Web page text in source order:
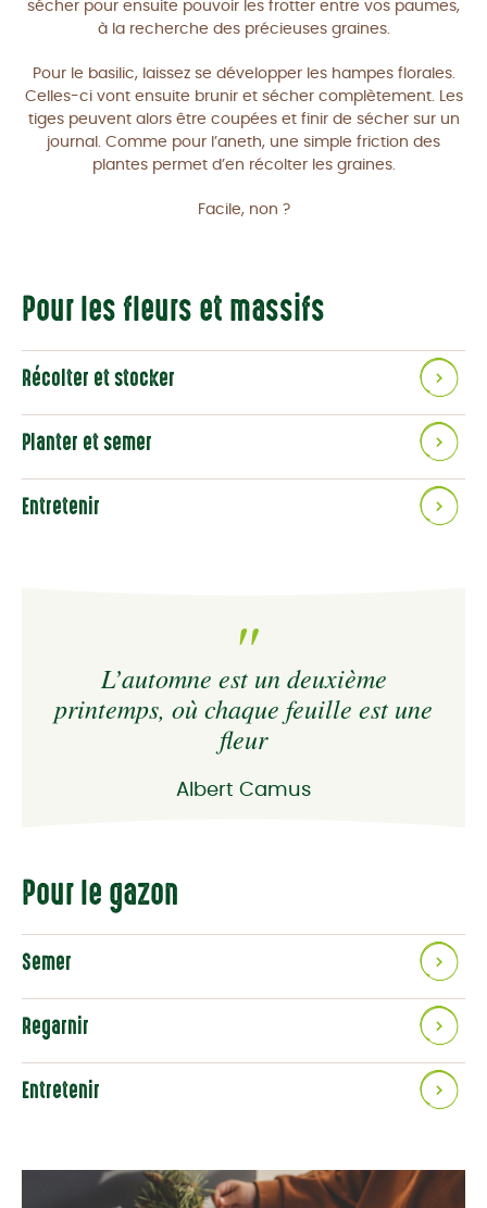
sécher pour ensuite pouvoir les frotter entre vos paumes,
à la recherche des précieuses graines.
Pour le basilic, laissez se développer les hampes florales.
Celles-ci vont ensuite brunir et sécher complètement. Les
tiges peuvent alors être coupées et finir de sécher sur un
journal. Comme pour l’aneth, une simple friction des
plantes permet d’en récolter les graines.
Facile, non ?
Pour les fleurs et massifs
Récolter et stocker
Planter et semer
Entretenir
L’automne est un deuxième
printemps, où chaque feuille est une
fleur
Albert Camus
Pour le gazon
Semer
Regarnir
Entretenir